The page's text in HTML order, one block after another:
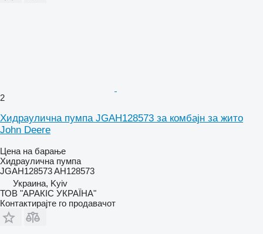
2
Хидраулична пумпа JGAH128573 за комбајн за жито
John Deere
Цена на барање
Хидраулична пумпа
JGAH128573 AH128573
Украина, Kyiv
ТОВ "АРАКІС УКРАЇНА"
Контактирајте го продавачот